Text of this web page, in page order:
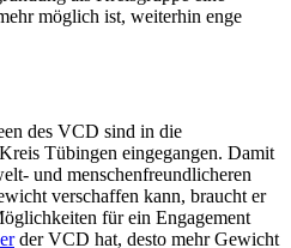
möglich ist, weiterhin enge
des VCD sind in die
Tübingen eingegangen. Damit
und menschenfreundlicheren
verschaffen kann, braucht er
für ein Engagement
der VCD hat, desto mehr Gewicht